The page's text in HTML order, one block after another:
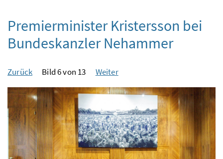
Premierminister Kristersson bei
Bundeskanzler Nehammer
Zurück Bild 6 von 13 Weiter